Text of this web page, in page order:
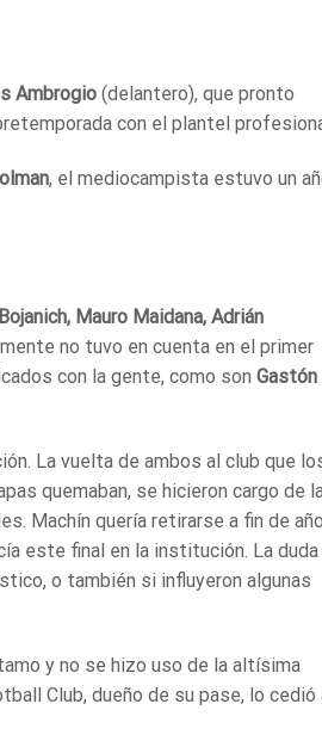
Ambrogio (delantero), que pronto
con el plantel
, el mediocampista estuvo un
Mauro Maidana, Adrián
no tuvo en cuenta en el primer
con la gente, como son Gastón
La vuelta de ambos al club que
quemaban, se hicieron cargo de
Machín quería retirarse a fin de año
este final en la institución. La duda
o también si influyeron algunas
y no se hizo uso de la altísima
Club, dueño de su pase, lo cedió